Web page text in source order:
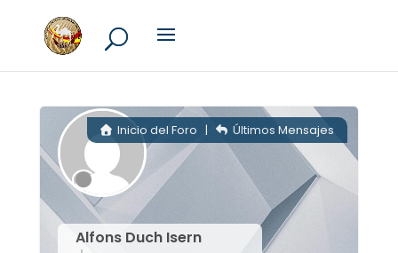
Alfons Duch Isern
Inicio del Foro | Últimos Mensajes